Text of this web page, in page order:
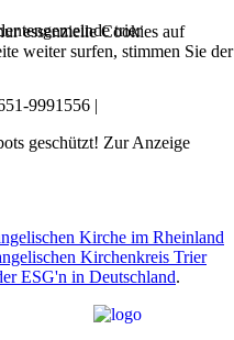
trier
9991556 |
geschützt! Zur Anzeige
Kirche im Rheinland
Kirchenkreis Trier
ESG'n in Deutschland.
essenzielle Cookies auf
weiter surfen, stimmen Sie der